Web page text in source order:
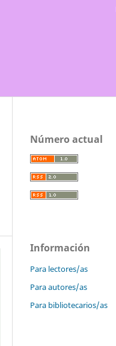
Número actual
Información
Para lectores/as
Para autores/as
Para bibliotecarios/as